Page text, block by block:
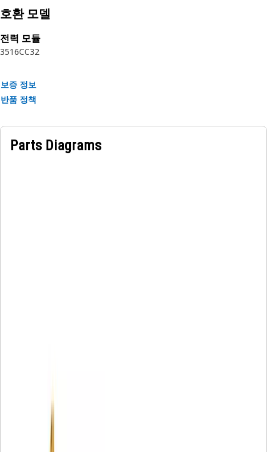
호환 모델
전력 모듈
3516CC32
보증 정보
반품 정책
Parts Diagrams